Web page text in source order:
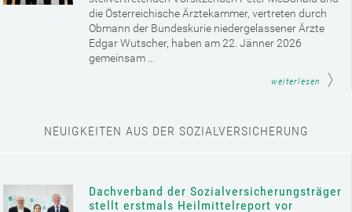
die Österreichische Ärztekammer, vertreten durch
Obmann der Bundeskurie niedergelassener Ärzte
Edgar Wutscher, haben am 22. Jänner 2026
gemeinsam ...
weiterlesen
NEUIGKEITEN AUS DER SOZIALVERSICHERUNG
Dachverband der Sozialversicherungsträger
stellt erstmals Heilmittelreport vor